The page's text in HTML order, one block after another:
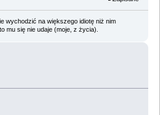
wychodzić na większego idiotę niż nim
mu się nie udaje (moje, z życia).